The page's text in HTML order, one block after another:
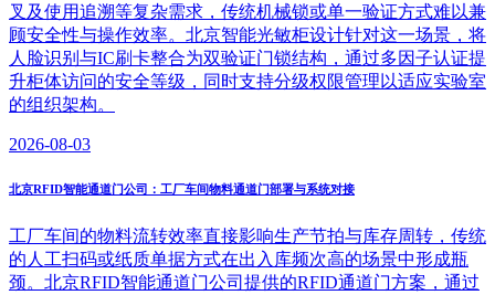
叉及使用追溯等复杂需求，传统机械锁或单一验证方式难以兼
顾安全性与操作效率。北京智能光敏柜设计针对这一场景，将
人脸识别与IC刷卡整合为双验证门锁结构，通过多因子认证提
升柜体访问的安全等级，同时支持分级权限管理以适应实验室
的组织架构。
2026-08-03
北京RFID智能通道门公司：工厂车间物料通道门部署与系统对接
工厂车间的物料流转效率直接影响生产节拍与库存周转，传统
的人工扫码或纸质单据方式在出入库频次高的场景中形成瓶
颈。北京RFID智能通道门公司提供的RFID通道门方案，通过